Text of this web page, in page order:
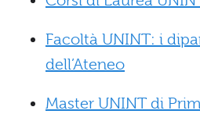
Facoltà UNINT: i
dell’Ateneo
Master UNINT di